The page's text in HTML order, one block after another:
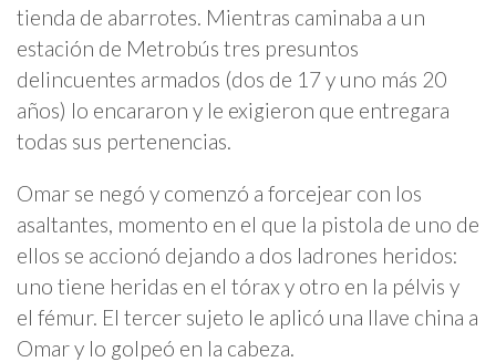
tienda de abarrotes. Mientras caminaba a un
estación de Metrobús tres presuntos
delincuentes armados (dos de 17 y uno más 20
años) lo encararon y le exigieron que entregara
todas sus pertenencias.
Omar se negó y comenzó a forcejear con los
asaltantes, momento en el que la pistola de uno de
ellos se accionó dejando a dos ladrones heridos:
uno tiene heridas en el tórax y otro en la pélvis y
el fémur. El tercer sujeto le aplicó una llave china a
Omar y lo golpeó en la cabeza.